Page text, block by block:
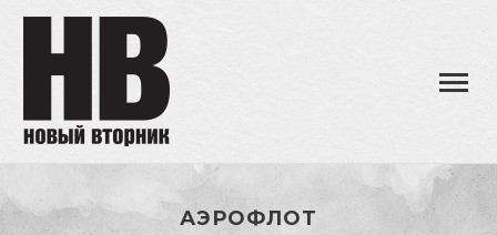
АЭРОФЛОТ